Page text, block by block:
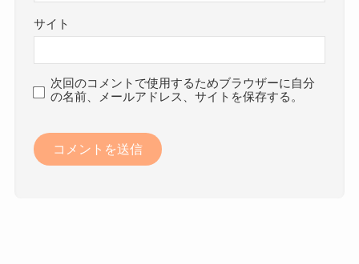
サイト
次回のコメントで使用するためブラウザーに自分
の名前、メールアドレス、サイトを保存する。